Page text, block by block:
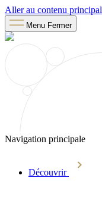
Aller au contenu principal
Menu Fermer
Navigation principale
Découvrir